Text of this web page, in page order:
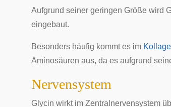
Aufgrund seiner geringen Größe wird
eingebaut.
Besonders häufig kommt es im
Aminosäuren aus, da es aufgrund
Nervensystem
Glycin wirkt im Zentralnervensystem